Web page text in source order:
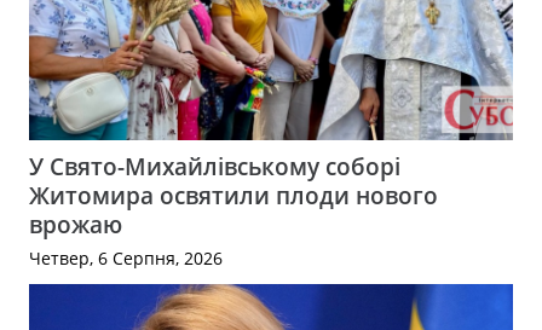
У Свято-Михайлівському соборі
Житомира освятили плоди нового
врожаю
Четвер, 6 Серпня, 2026